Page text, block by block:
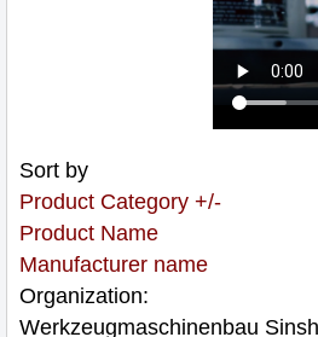
Sort by
Product Category +/-
Product Name
Manufacturer name
Organization:
Werkzeugmaschinenbau